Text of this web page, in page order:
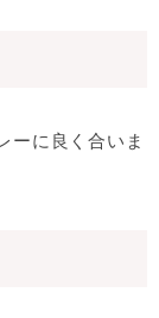
ーに良く合いま